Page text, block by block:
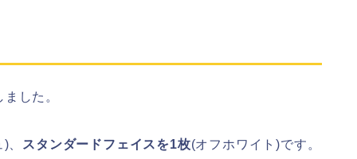
した。
、 スタンダードフェイスを1枚(オフホワイト)です。